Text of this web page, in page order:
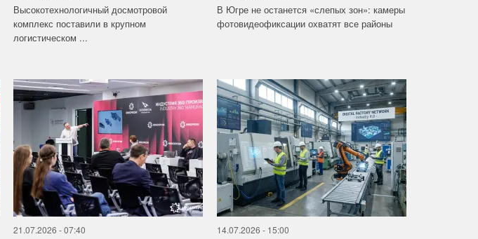
Высокотехнологичный досмотровой
комплекс поставили в крупном
логистическом ...
В Югре не останется «слепых зон»: камеры
фотовидеофиксации охватят все районы
21.07.2026 - 07:40 14.07.2026 - 15:00